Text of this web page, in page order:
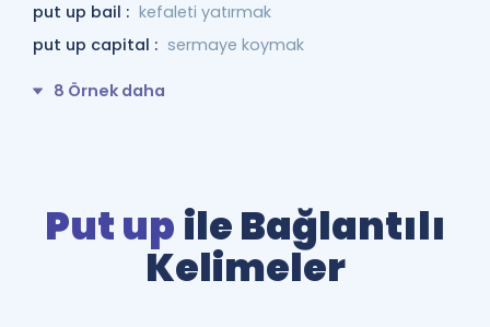
put up bail : kefaleti yatırmak
put up capital : sermaye koymak
8 Örnek daha
Put up ile Bağlantılı
Kelimeler